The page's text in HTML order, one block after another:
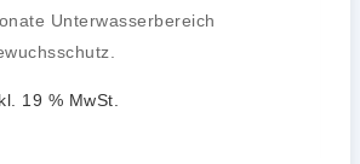
Unterwasserbereich
19 % MwSt.